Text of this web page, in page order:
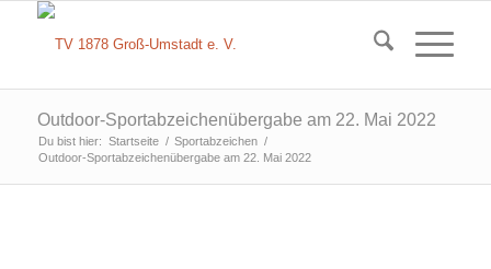
Outdoor-Sportabzeichenübergabe am 22. Mai 2022
Du bist hier: Startseite / Sportabzeichen /
Outdoor-Sportabzeichenübergabe am 22. Mai 2022